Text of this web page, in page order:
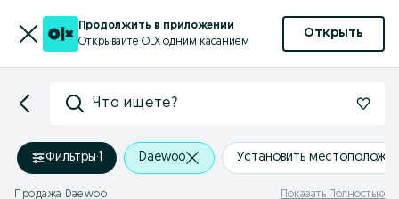
Продолжить в приложении
Открывайте OLX одним касанием
Открыть
Что ищете?
Фильтры·1 Daewoo Установить
Продажа Daewoo Показать Полностью